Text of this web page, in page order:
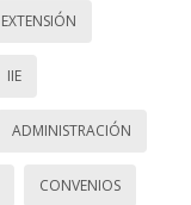
EXTENSIÓN
IIE
ADMINISTRACIÓN
CONVENIOS